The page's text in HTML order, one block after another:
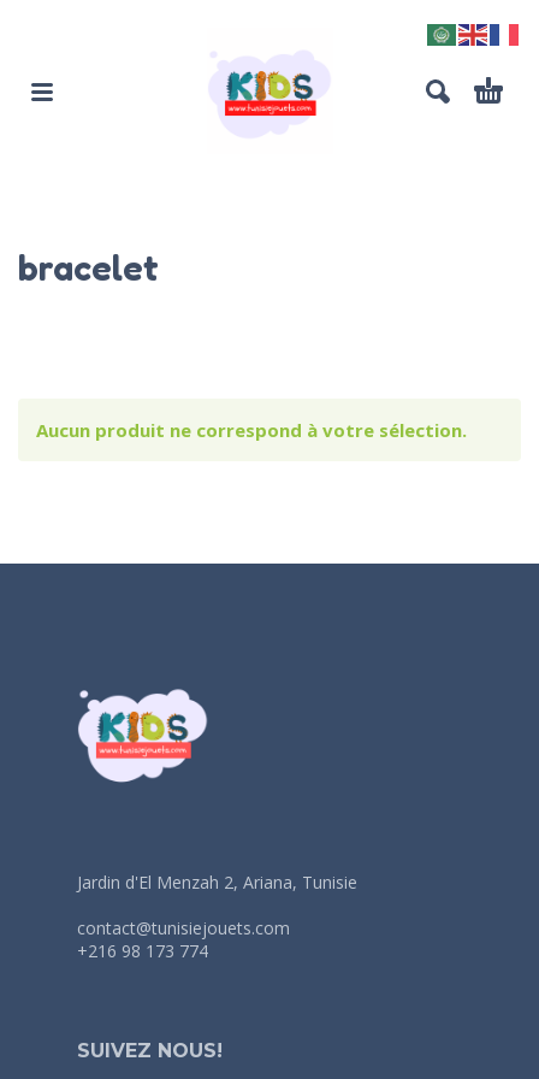
bracelet
Aucun produit ne correspond à votre sélection.
Jardin d'El Menzah 2, Ariana, Tunisie
contact@tunisiejouets.com
+216 98 173 774
SUIVEZ NOUS!